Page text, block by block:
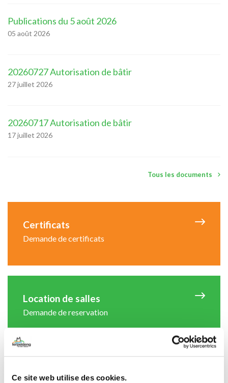
Ce site web utilise des cookies.
Publications du 5 août 2026
05 août 2026
20260727 Autorisation de bâtir
27 juillet 2026
20260717 Autorisation de bâtir
17 juillet 2026
Tous les documents
Certificats
Demande de certificats
Location de salles
Demande de reservation
Formulaires